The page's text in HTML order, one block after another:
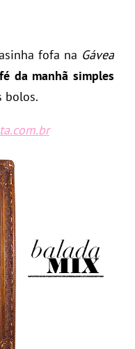
fofa na Gávea
da manhã simples
bolos.